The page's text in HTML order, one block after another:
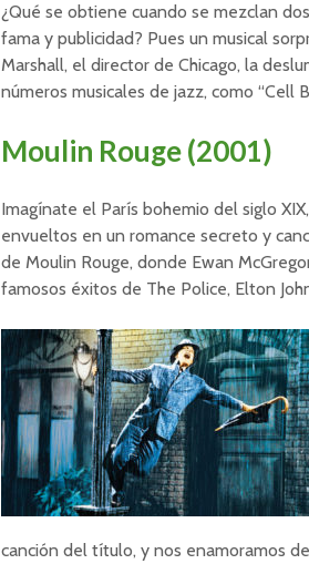
¿Qué se obtiene cuando se mezclan
fama y publicidad? Pues un musical
Marshall, el director de Chicago, la
números musicales de jazz, como “Cell
Moulin Rouge (2001)
Imagínate el París bohemio del siglo
envueltos en un romance secreto y
de Moulin Rouge, donde Ewan
famosos éxitos de The Police, Elton
canción del título, y nos enamoramos